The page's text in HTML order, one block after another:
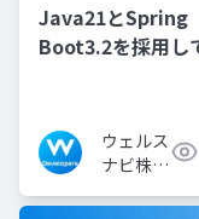
Java21とSpring
Boot3.2を採用し
ウェルス
ナビ株式
術広報チ